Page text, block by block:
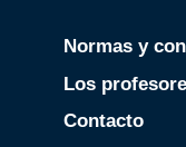
Normas y
Los
Contacto